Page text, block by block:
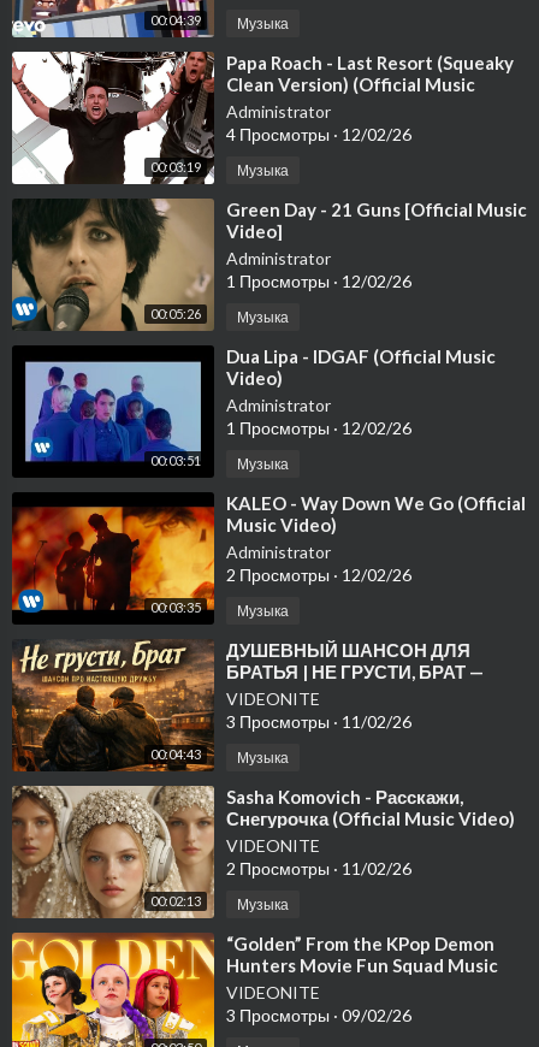
00:04:39 Музыка
00:03:19
⁣Papa Roach - Last Resort (Squeaky
Clean Version) (Official Music
Video)
Administrator
4 Просмотры · 12/02/26
Музыка
00:05:26
⁣Green Day - 21 Guns [Official Music
Video]
Administrator
1 Просмотры · 12/02/26
Музыка
00:03:51
⁣Dua Lipa - IDGAF (Official Music
Video)
Administrator
1 Просмотры · 12/02/26
Музыка
00:03:35
⁣KALEO - Way Down We Go (Official
Music Video)
Administrator
2 Просмотры · 12/02/26
Музыка
00:04:43
⁣ДУШЕВНЫЙ ШАНСОН ДЛЯ
БРАТЬЯ | НЕ ГРУСТИ, БРАТ —
Шансон про настоящую дружбу
#music #русскийшансон
VIDEONITE
3 Просмотры · 11/02/26
Музыка
00:02:13
⁣Sasha Komovich - Расскажи,
Снегурочка (Official Music Video)
VIDEONITE
2 Просмотры · 11/02/26
Музыка
⁣“Golden” From the KPop Demon
Hunters Movie Fun Squad Music
Video Cover | Fun Squad
VIDEONITE
3 Просмотры · 09/02/26